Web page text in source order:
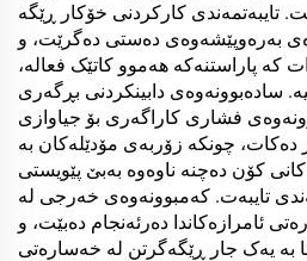
تایبەتمەندی کارکردنی خۆکار ڕێگە
بەرەوپێشەوەی دەستی دەگرێت، و
کە پاراستنەکە هەموو کاتێک فعالە،
سادەبوونەوەی دابینکردنی بڕگەری
فشاری کاراگەری بۆ جیاوازی
دەکات، چونکە زۆربەی مۆدێلەکان بە
کۆن دەچنە ناوەوە بەبێ پێویستی
تایبەت. کەمبوونەوەی خەرجی لە
ئامرازەکاندا دەرئەنجام دەبێت، و
بە یەک جار ڕێگەگرتن لە خەسارەتی